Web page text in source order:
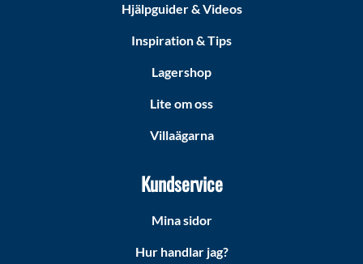
Hjälpguider & Videos
Inspiration & Tips
Lagershop
Lite om oss
Villaägarna
Kundservice
Mina sidor
Hur handlar jag?